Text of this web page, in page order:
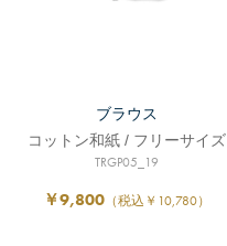
ブラウス
コットン和紙 / フリーサイズ
TRGP05_19
￥9,800（税込￥10,780）